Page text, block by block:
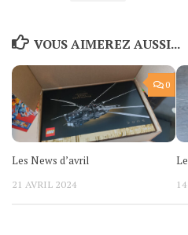
VOUS AIMEREZ AUSSI...
0
Les News d’avril
21 AVRIL 2024